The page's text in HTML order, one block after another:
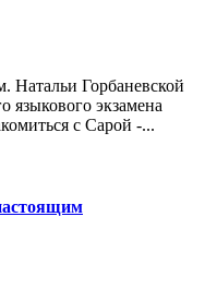
Натальи Горбаневской
языкового экзамена
с Сарой -...